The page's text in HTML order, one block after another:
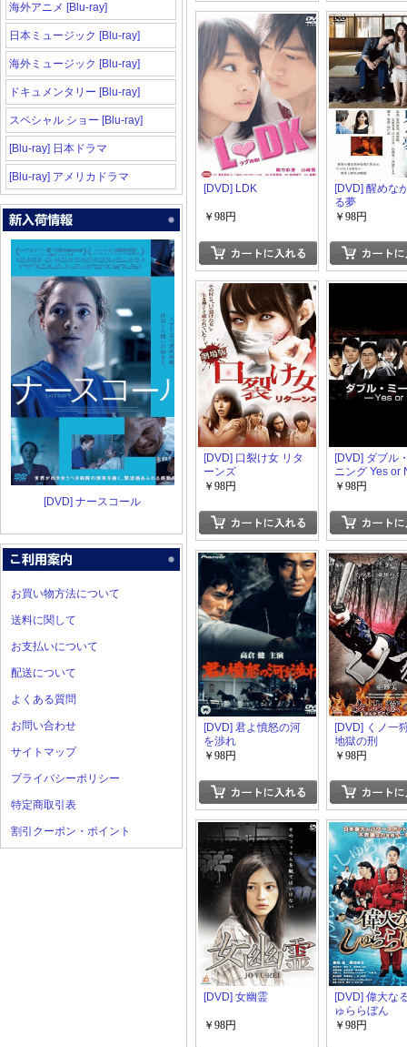
海外アニメ [Blu-ray]
日本ミュージック [Blu-ray]
海外ミュージック [Blu-ray]
ドキュメンタリー [Blu-ray]
スペシャル ショー [Blu-ray]
[Blu-ray] 日本ドラマ
[Blu-ray] アメリカドラマ
[DVD] ナースコール
お買い物方法について
送料に関して
お支払いについて
配送について
よくある質問
お問い合わせ
サイトマップ
プライバシーポリシー
特定商取引表
割引クーポン・ポイント
[DVD] LDK
￥98円
[DVD] 醒めな
る夢
￥98円
[DVD] 口裂け女 リタ
ーンズ
￥98円
[DVD] ダブル
ニング Yes or
￥98円
[DVD] 君よ憤怒の河
を渉れ
￥98円
[DVD] くノ一
地獄の刑
￥98円
[DVD] 女幽霊
￥98円
[DVD] 偉大な
ゅららぼん
￥98円